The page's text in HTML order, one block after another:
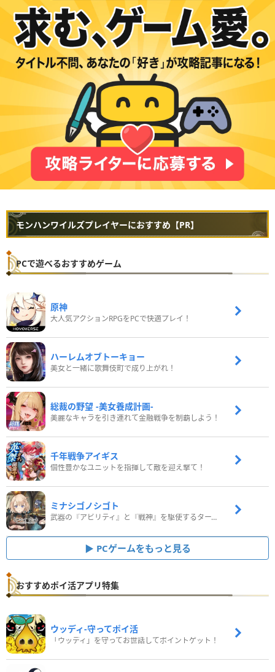
モンハンワイルズプレイヤーにおすすめ【PR】
PCで遊べるおすすめゲーム
原神
大人気アクションRPGをPCで快適プレイ！
ハーレムオブトーキョー
美女と一緒に歌舞伎町で成り上がれ！
総裁の野望 -美女養成計画-
美麗なキャラを引き連れて金融戦争を制覇しよう！
千年戦争アイギス
個性豊かなユニットを指揮して敵を迎え撃て！
ミナシゴノシゴト
武器の『アビリティ』と『戦神』を駆使するターン制コマンドバトルRPG！
PCゲームをもっと見る
おすすめポイ活アプリ特集
ウッディ‐守ってポイ活
「ウッディ」を守ってお世話してポイントゲット！